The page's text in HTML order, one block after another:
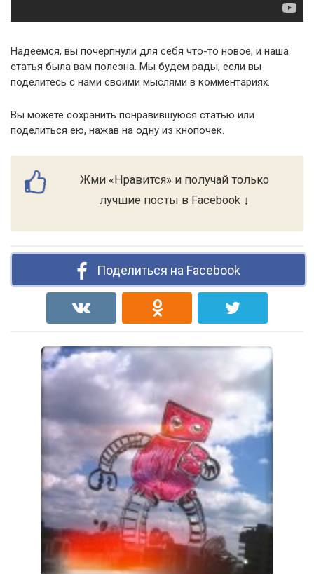
Надеемся, вы почерпнули для себя что-то новое, и наша
статья была вам полезна. Мы будем рады, если вы
поделитесь с нами своими мыслями в комментариях.
Вы можете сохранить понравившуюся статью или
поделиться ею, нажав на одну из кнопочек.
Жми «Нравится» и получай только
лучшие посты в Facebook ↓
Поделиться на Facebook